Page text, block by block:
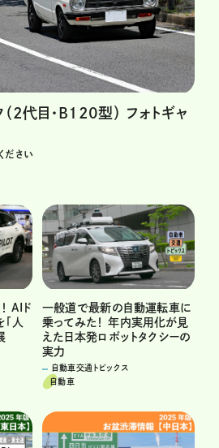
（2代目・B120型） フォトギャ
ださい
AIド
人
一般道で最新の自動運転車に
乗ってみた！ 年内実用化が見
えた日本発ロボットタクシーの
実力
自動車交通トピックス
自動車